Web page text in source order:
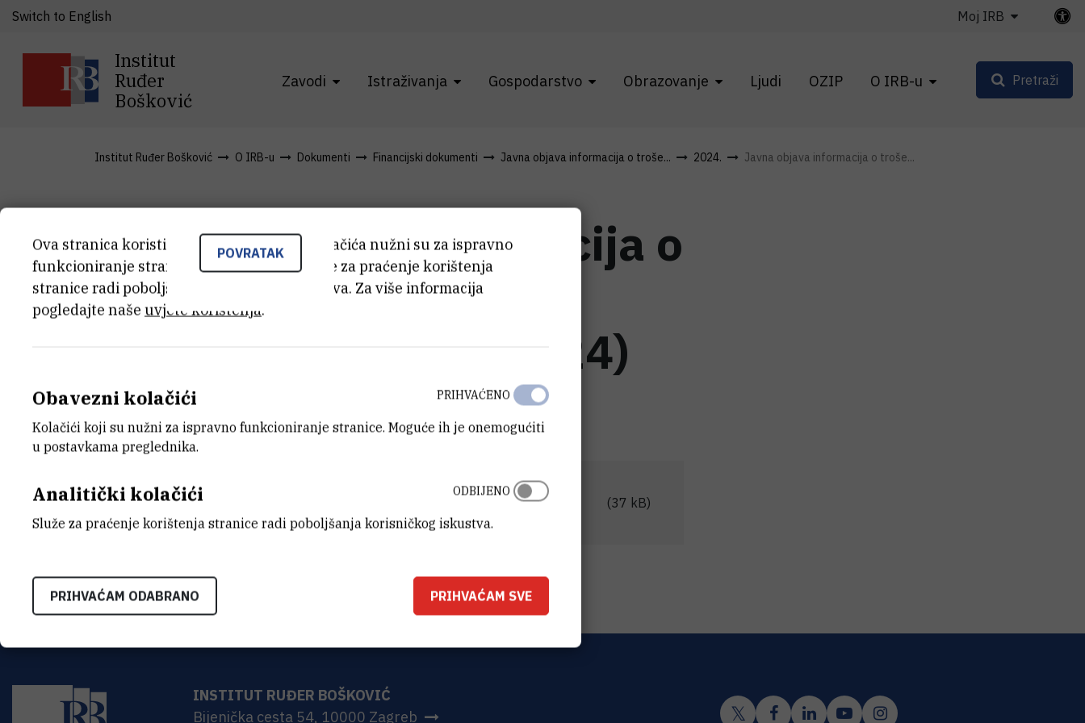
Institut
Ruđer
Bošković
Zavodi Istraživanja Gospodarstvo Obrazovanje Ljudi OZIP O IRB-u
Switch to English Moj IRB
Pretraži
Institut Ruđer Bošković O IRB-u Dokumenti Financijski dokumenti Javna objava informacija o troše... 2024. Javna objava informacija o troše...
Javna objava informacija o
trošenju proračunskih
sredstava (travanj 2024)
Datum objave: 16.5.2024.
Javna objava informacija o trošenju proračunskih sredstava (travanj
(37 kB)
INSTITUT RUĐER BOŠKOVIĆ
Bijenička cesta 54, 10000 Zagreb
POVRATAK
Ova stranica koristi kolačiće. Neki od tih kolačića nužni su za ispravno
funkcioniranje stranice, dok se drugi koriste za praćenje korištenja
stranice radi poboljšanja korisničkog iskustva. Za više informacija
pogledajte naše uvjete korištenja.
Obavezni kolačići
Kolačići koji su nužni za ispravno funkcioniranje stranice. Moguće ih je onemogućiti
u postavkama preglednika.
PRIHVAĆENO
Analitički kolačići
Služe za praćenje korištenja stranice radi poboljšanja korisničkog iskustva.
ODBIJENO
PRIHVAĆAM ODABRANO PRIHVAĆAM SVE